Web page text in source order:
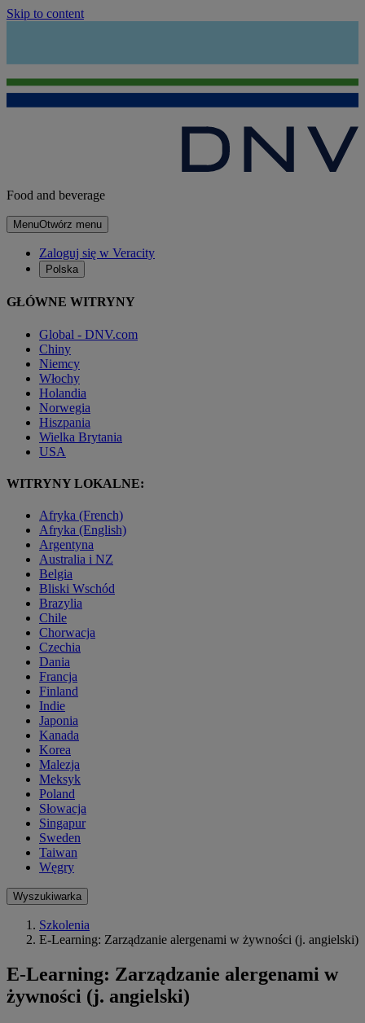
Skip to content
Food and beverage
MenuOtwórz menu
Zaloguj się w Veracity
Polska
GŁÓWNE WITRYNY
Global - DNV.com
Chiny
Niemcy
Włochy
Holandia
Norwegia
Hiszpania
Wielka Brytania
USA
WITRYNY LOKALNE:
Afryka (French)
Afryka (English)
Argentyna
Australia i NZ
Belgia
Bliski Wschód
Brazylia
Chile
Chorwacja
Czechia
Dania
Francja
Finland
Indie
Japonia
Kanada
Korea
Malezja
Meksyk
Poland
Słowacja
Singapur
Sweden
Taiwan
Węgry
Wyszukiwarka
Szkolenia
E-Learning: Zarządzanie alergenami w żywności (j. angielski)
E-Learning: Zarządzanie alergenami w
żywności (j. angielski)